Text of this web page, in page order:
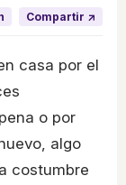
Compartir ↗
casa por el
o por
algo
costumbre